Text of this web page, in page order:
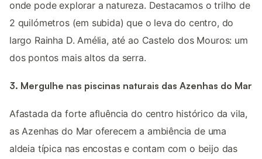
onde pode explorar a natureza. Destacamos o trilho de
2 quilómetros (em subida) que o leva do centro, do
largo Rainha D. Amélia, até ao Castelo dos Mouros: um
dos pontos mais altos da serra.
3. Mergulhe nas piscinas naturais das Azenhas do Mar
Afastada da forte afluência do centro histórico da vila,
as Azenhas do Mar oferecem a ambiência de uma
aldeia típica nas encostas e contam com o beijo das